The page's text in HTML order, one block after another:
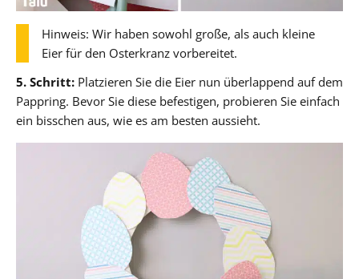
Hinweis: Wir haben sowohl große, als auch kleine
Eier für den Osterkranz vorbereitet.
5. Schritt: Platzieren Sie die Eier nun überlappend auf dem
Pappring. Bevor Sie diese befestigen, probieren Sie einfach
ein bisschen aus, wie es am besten aussieht.